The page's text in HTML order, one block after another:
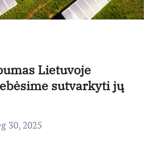
Lietuvoje
sutvarkyti jų
30, 2025